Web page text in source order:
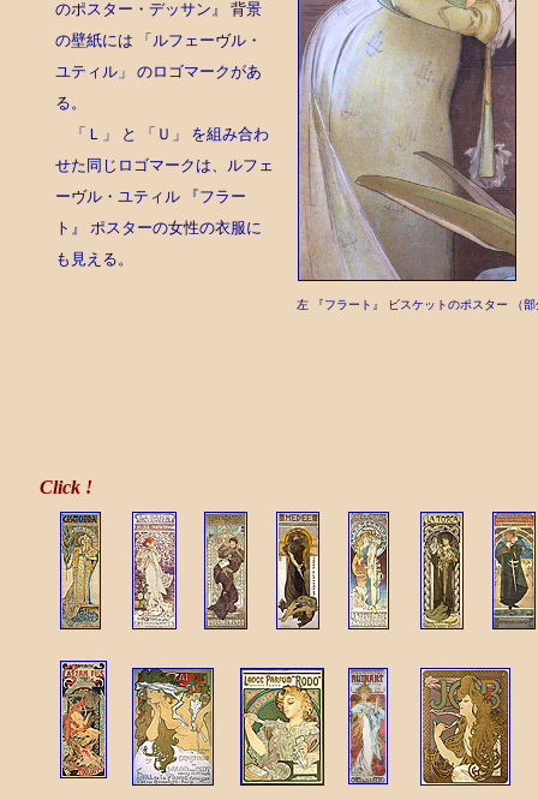
左 『フラート』 ビスケットのポスター （
のポスター・デッサン』 背景
の壁紙には 「ルフェーヴル・
ユティル」 のロゴマークがあ
る。
「Ｌ」 と 「Ｕ」 を組み合わ
せた同じロゴマークは、ルフェ
ーヴル・ユティル 『フラー
ト』 ポスターの女性の衣服に
も見える。
Click !